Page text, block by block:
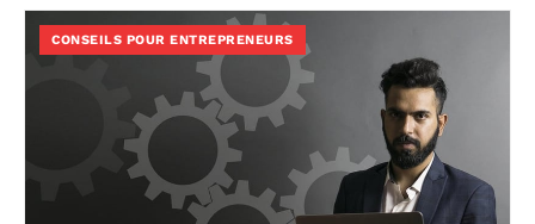
CONSEILS POUR ENTREPRENEURS